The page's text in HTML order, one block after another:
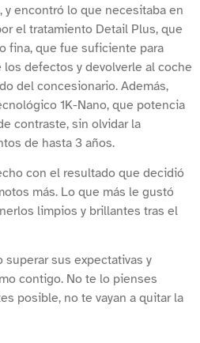
encontró lo que necesitaba en
el tratamiento Detail Plus, que
fina, que fue suficiente para
los defectos y devolverle al coche
del concesionario. Además,
1K-Nano, que potencia
contraste, sin olvidar la
de hasta 3 años.
con el resultado que decidió
más. Lo que más le gustó
limpios y brillantes tras el
sus expectativas y
contigo. No te lo pienses
posible, no te vayan a quitar la